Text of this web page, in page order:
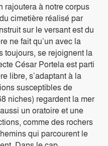
rajoutera à notre corpus
cimetière réalisé par
sur le versant est du
ne fait qu’un avec la
toujours, se rejoignent la
César Portela est parti
libre, s’adaptant à la
susceptibles de
niches) regardent la mer
un oratoire et une
comme des rochers
qui parcourent le